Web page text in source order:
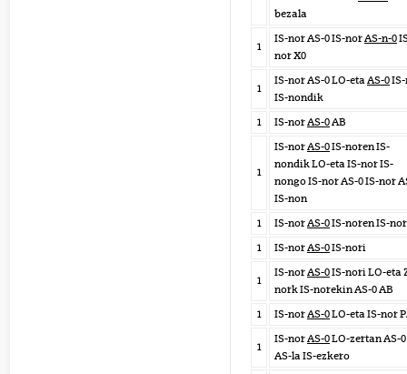
bezala
1
IS-nor AS-0 IS-norAS-n-0
nor X0
1
IS-nor AS-0 LO-etaAS-0
IS-nondik
1
IS-norAS-0AB
1
IS-norAS-0IS-noren IS-
nondik LO-eta IS-nor IS-
nongo IS-nor AS-0 IS-nor
IS-non
1
IS-norAS-0IS-noren IS-nor
1
IS-norAS-0IS-nori
1
IS-norAS-0IS-nori LO-eta
nork IS-norekin AS-0 AB
1
IS-norAS-0LO-eta IS-nor
1
IS-norAS-0LO-zertan AS-0
AS-la IS-ezkero